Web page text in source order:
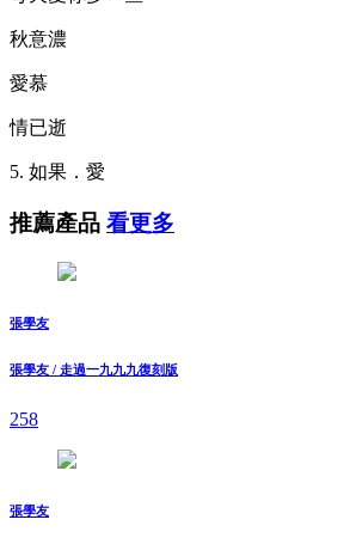
秋意濃
愛慕
情已逝
5. 如果．愛
推薦產品 看更多
張學友
張學友 / 走過一九九九復刻版
258
張學友